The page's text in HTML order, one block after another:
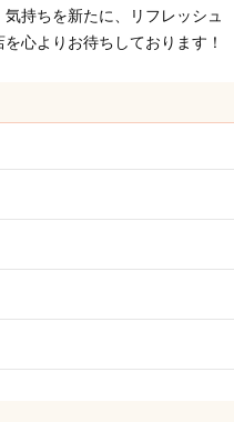
持ちを新たに、リフレッシュ
心よりお待ちしております！